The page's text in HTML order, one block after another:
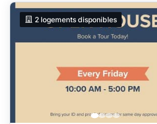
2 logements disponibles